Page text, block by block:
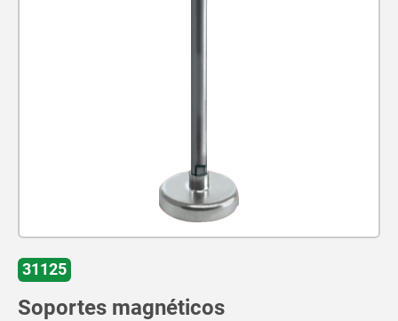
31125
Soportes magnéticos